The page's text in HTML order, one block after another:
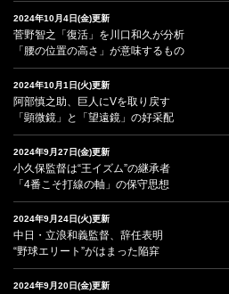
2024年10月4日(金)更新
菅野智之「復活」を川口和久が分析
「腰の位置の高さ」が意味するもの
2024年10月1日(火)更新
阿部慎之助、巨人にVを取り戻す
「顕微鏡」と「望遠鏡」の好采配
2024年9月27日(金)更新
小久保監督は“王イズム”の継承者
「4番こそ打線の軸」の保守思想
2024年9月24日(火)更新
中日・立浪和義監督、辞任表明
“野球エリート”がはまった陥穽
2024年9月20日(金)更新